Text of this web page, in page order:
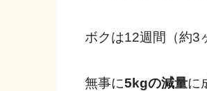
ボクは12週間（約3
無事に5kgの減量に